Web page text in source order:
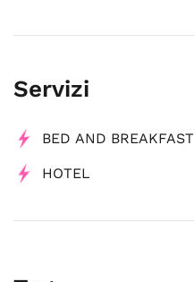
Servizi
BED AND BREAKFAST
HOTEL